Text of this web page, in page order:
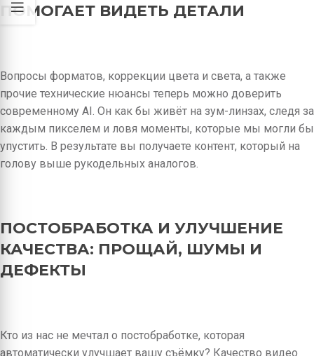
ПОМОГАЕТ ВИДЕТЬ ДЕТАЛИ
Вопросы форматов, коррекции цвета и света, а также
прочие технические нюансы теперь можно доверить
современному AI. Он как бы живёт на зум-линзах, следя за
каждым пикселем и ловя моменты, которые мы могли бы
упустить. В результате вы получаете контент, который на
голову выше рукодельных аналогов.
ПОСТОБРАБОТКА И УЛУЧШЕНИЕ
КАЧЕСТВА: ПРОЩАЙ, ШУМЫ И
ДЕФЕКТЫ
Кто из нас не мечтал о постобработке, которая
автоматически улучшает вашу съёмку? Качество видео